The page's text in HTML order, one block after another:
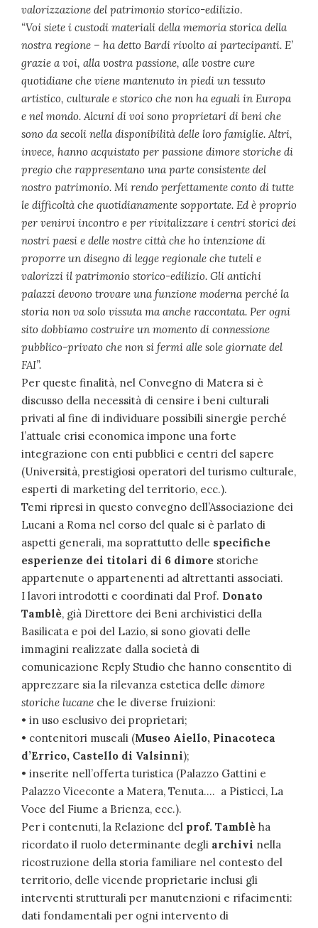
valorizzazione del patrimonio storico-edilizio.
“Voi siete i custodi materiali della memoria storica della
nostra regione – ha detto Bardi rivolto ai partecipanti. E’
grazie a voi, alla vostra passione, alle vostre cure
quotidiane che viene mantenuto in piedi un tessuto
artistico, culturale e storico che non ha eguali in Europa
e nel mondo. Alcuni di voi sono proprietari di beni che
sono da secoli nella disponibilità delle loro famiglie. Altri,
invece, hanno acquistato per passione dimore storiche di
pregio che rappresentano una parte consistente del
nostro patrimonio. Mi rendo perfettamente conto di tutte
le difficoltà che quotidianamente sopportate. Ed è proprio
per venirvi incontro e per rivitalizzare i centri storici dei
nostri paesi e delle nostre città che ho intenzione di
proporre un disegno di legge regionale che tuteli e
valorizzi il patrimonio storico-edilizio. Gli antichi
palazzi devono trovare una funzione moderna perché la
storia non va solo vissuta ma anche raccontata. Per ogni
sito dobbiamo costruire un momento di connessione
pubblico-privato che non si fermi alle sole giornate del
FAI”.
Per queste finalità, nel Convegno di Matera si è
discusso della necessità di censire i beni culturali
privati al fine di individuare possibili sinergie perché
l’attuale crisi economica impone una forte
integrazione con enti pubblici e centri del sapere
(Università, prestigiosi operatori del turismo culturale,
esperti di marketing del territorio, ecc.).
Temi ripresi in questo convegno dell’Associazione dei
Lucani a Roma nel corso del quale si è parlato di
aspetti generali, ma soprattutto delle specifiche
esperienze dei titolari di 6 dimore storiche
appartenute o appartenenti ad altrettanti associati.
I lavori introdotti e coordinati dal Prof. Donato
Tamblè, già Direttore dei Beni archivistici della
Basilicata e poi del Lazio, si sono giovati delle
immagini realizzate dalla società di
comunicazione Reply Studio che hanno consentito di
apprezzare sia la rilevanza estetica delle dimore
storiche lucane che le diverse fruizioni:
• in uso esclusivo dei proprietari;
• contenitori museali (Museo Aiello, Pinacoteca
d’Errico, Castello di Valsinni);
• inserite nell’offerta turistica (Palazzo Gattini e
Palazzo Viceconte a Matera, Tenuta…. a Pisticci, La
Voce del Fiume a Brienza, ecc.).
Per i contenuti, la Relazione del prof. Tamblè ha
ricordato il ruolo determinante degli archivi nella
ricostruzione della storia familiare nel contesto del
territorio, delle vicende proprietarie inclusi gli
interventi strutturali per manutenzioni e rifacimenti:
dati fondamentali per ogni intervento di